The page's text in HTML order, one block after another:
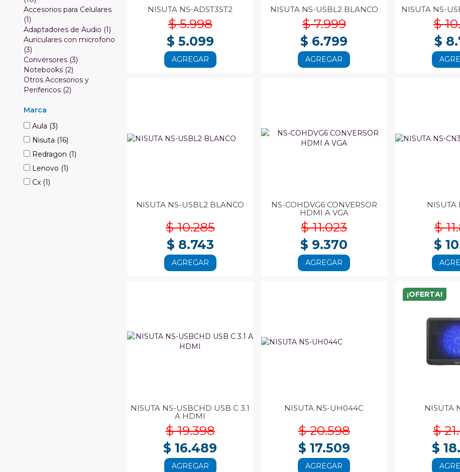
Accesorios para Celulares
(1)
Adaptadores de Audio (1)
Auriculares con microfono
(3)
Conversores (3)
Notebooks (2)
Otros Accesorios y
Perifericos (2)
Marca
Aula (3)
Nisuta (16)
Redragon (1)
Lenovo (1)
Cx (1)
NISUTA NS-ADST3ST2
$ 5.998
$ 5.099
AGREGAR
NISUTA NS-USBL2 BLANCO
$ 7.999
$ 6.799
AGREGAR
NISUTA NS-
$
$
NISUTA NS-USBL2 BLANCO
$ 10.285
$ 8.743
AGREGAR
NS-COHDVG6 CONVERSOR
HDMI A VGA
$ 11.023
$ 9.370
AGREGAR
NISUTA
$
$
NISUTA NS-USBCHD USB C 3.1
A HDMI
$ 19.398
$ 16.489
AGREGAR
NISUTA NS-UH044C
$ 20.598
$ 17.509
AGREGAR
¡OFERTA!
NISUTA
$
$